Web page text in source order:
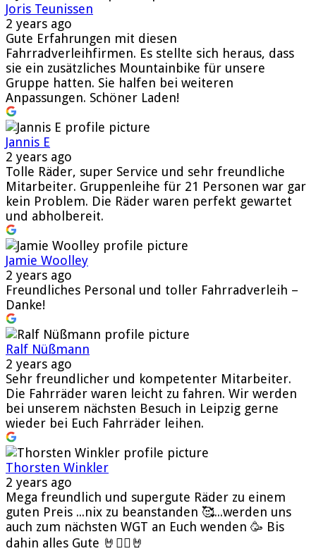
Joris Teunissen
2 years ago
Gute Erfahrungen mit diesen
Fahrradverleihfirmen. Es stellte sich heraus, dass
sie ein zusätzliches Mountainbike für unsere
Gruppe hatten. Sie halfen bei weiteren
Anpassungen. Schöner Laden!
Jannis E
2 years ago
Tolle Räder, super Service und sehr freundliche
Mitarbeiter. Gruppenleihe für 21 Personen war gar
kein Problem. Die Räder waren perfekt gewartet
und abholbereit.
Jamie Woolley
2 years ago
Freundliches Personal und toller Fahrradverleih –
Danke!
Ralf Nüßmann
2 years ago
Sehr freundlicher und kompetenter Mitarbeiter.
Die Fahrräder waren leicht zu fahren. Wir werden
bei unserem nächsten Besuch in Leipzig gerne
wieder bei Euch Fahrräder leihen.
Thorsten Winkler
2 years ago
Mega freundlich und supergute Räder zu einem
guten Preis ...nix zu beanstanden 🥰...werden uns
auch zum nächsten WGT an Euch wenden 🥳 Bis
dahin alles Gute 🤘🧛‍♂️🤘